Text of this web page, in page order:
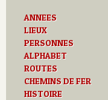
ANNEES
LIEUX
PERSONNES
ALPHABET
ROUTES
CHEMINS DE FER
HISTOIRE